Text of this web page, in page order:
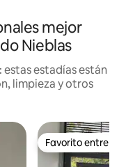
mejor
Nieblas
estas estadías están
limpieza y otros
Favorito entre
Favorito entre